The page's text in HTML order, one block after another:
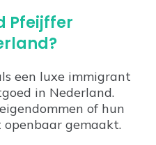
Pfeijffer
een luxe immigrant
in Nederland.
of hun
gemaakt.